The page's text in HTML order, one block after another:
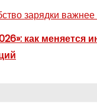
зарядки
как меняется